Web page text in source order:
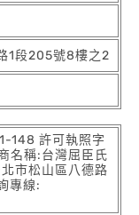
1段205號8樓之2
148 許可執照字
名稱:台灣屈臣氏
市松山區八德路
專線: